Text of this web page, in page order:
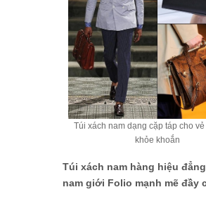
Túi xách nam dạng cặp táp cho vẻ
khỏe khoắn
Túi xách nam hàng hiệu
nam giới Folio mạnh mẽ đầy